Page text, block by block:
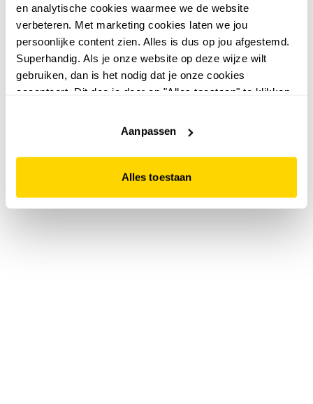
en analytische cookies waarmee we de website
verbeteren. Met marketing cookies laten we jou
persoonlijke content zien. Alles is dus op jou afgestemd.
Superhandig. Als je onze website op deze wijze wilt
gebruiken, dan is het nodig dat je onze cookies
accepteert. Dit doe je door op "Alles toestaan" te klikken.
website niet optimaal functioneert.
Aanpassen
Alles toestaan